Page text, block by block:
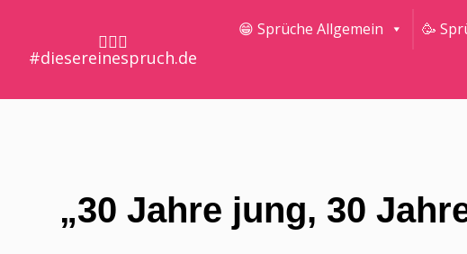
🤷🏼‍♀️
#diesereinespruch.de
😁 Sprüche Allgemein 🥳
„30 Jahre jung, 30